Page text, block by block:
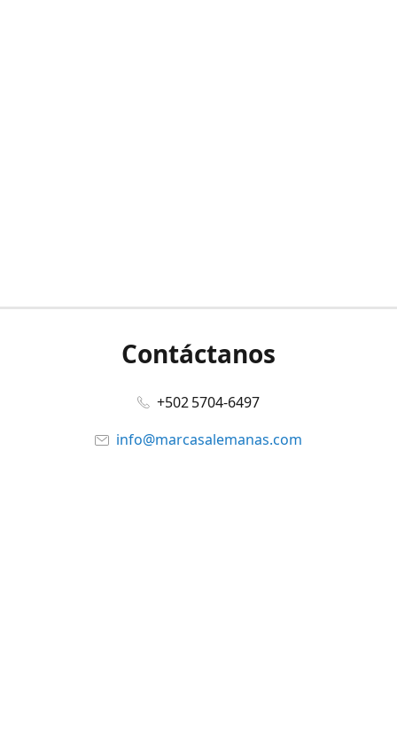
Contáctanos
+502 5704-6497
info@marcasalemanas.com